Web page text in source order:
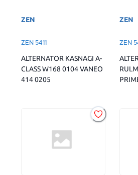
ZEN
ZEN 5411
ALTERNATOR KASNAGI A-
CLASS W168 0104 VANEO
414 0205
ZEN
ZEN